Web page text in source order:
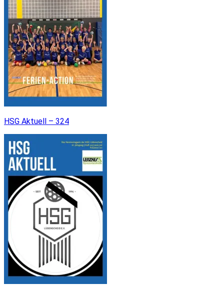
HSG Aktuell – 324